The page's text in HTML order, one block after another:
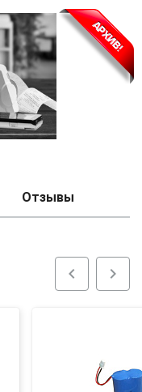
Отзывы
chevron_left chevron_right